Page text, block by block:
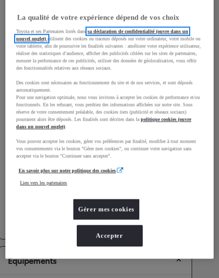
Largeur
1 745mm
Consommation mixte
Consommation mixte 3,8L/100 km
Émissions CO2
87g/km
Performances
Accélération 0-100km/h
Boîte automatique
Équipements
La qualité de votre expérience dépend de vos choix
Toyota et ses Partenaires listés danssa déclaration de confidentialité (ouvre dans un
nouvel onglet)utilisent des cookies ou traceurs déposés sur votre ordinateur, votre mobile ou
votre tablette, afin de poursuivre les finalités suivantes : améliorer votre expérience utilisateur,
réaliser des statistiques d’audience, afficher des publicités ciblées sur les sites de partenaires,
mesurer la performance de ces publicités, utiliser des données de géolocalisation, vous offrir
des fonctionnalités relatives aux réseaux sociaux.
Des cookies sont nécessaires au fonctionnement du site et de nos services, et sont déposés
automatiquement.
Pour une navigation optimale, nous vous invitons à accepter les cookies de performance et/ou
fonctionnels. En les refusant, vous perdriez des informations affichées sur notre site. Sous
réserve de votre consentement préalable, des cookies tiers (publicité et réseaux sociaux)
pourraient alors être déposés. Les finalités sont décrites dans lapolitique cookies (ouvre
dans un nouvel onglet).
Vous pouvez accepter les cookies, gérer vos préférences par finalité, modifier à tout moment
vos consentements via le bouton "Gérer mes cookies", ou continuer votre navigation sans
accepter via le bouton "Continuer sans accepter".
En savoir plus sur notre politique des cookies
Lien vers les partenaires
Gérer mes cookies
Accepter